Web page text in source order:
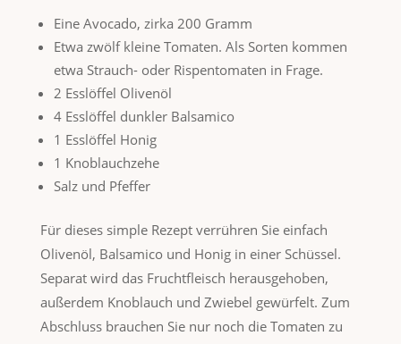
Eine Avocado, zirka 200 Gramm
Etwa zwölf kleine Tomaten. Als Sorten kommen
etwa Strauch- oder Rispentomaten in Frage.
2 Esslöffel Olivenöl
4 Esslöffel dunkler Balsamico
1 Esslöffel Honig
1 Knoblauchzehe
Salz und Pfeffer
Für dieses simple Rezept verrühren Sie einfach
Olivenöl, Balsamico und Honig in einer Schüssel.
Separat wird das Fruchtfleisch herausgehoben,
außerdem Knoblauch und Zwiebel gewürfelt. Zum
Abschluss brauchen Sie nur noch die Tomaten zu